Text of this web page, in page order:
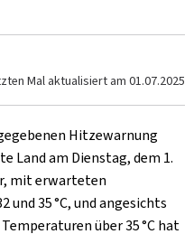
Mal aktualisiert am 01.07.2025
Hitzewarnung
Land am Dienstag, dem 1.
mit erwarteten
35 °C, und angesichts
über 35 °C hat